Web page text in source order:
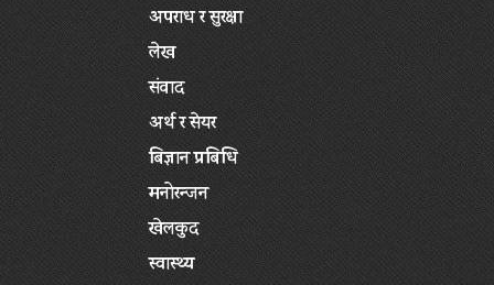
अपराध र सुरक्षा
लेख
संवाद
अर्थ र सेयर
बिज्ञान प्रबिधि
मनोरन्जन
खेलकुद
स्वास्थ्य